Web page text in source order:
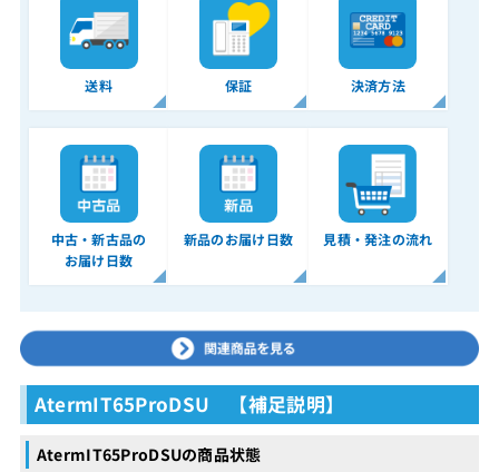
送料 保証 決済方法
中古・新古品の
お届け日数
新品のお届け日数 見積・発注の流れ
AtermIT65ProDSU 【補足説明】
AtermIT65ProDSUの商品状態